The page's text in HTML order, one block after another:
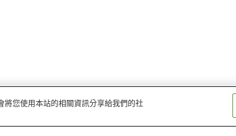
將您使用本站的相關資訊分享給我們的社